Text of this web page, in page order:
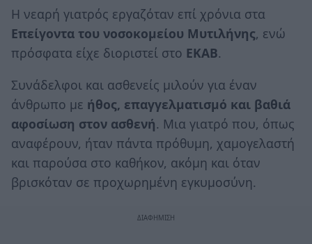
Η νεαρή γιατρός εργαζόταν επί χρόνια στα
Επείγοντα του νοσοκομείου Μυτιλήνης, ενώ
πρόσφατα είχε διοριστεί στο ΕΚΑΒ.
Συνάδελφοι και ασθενείς μιλούν για έναν
άνθρωπο με ήθος, επαγγελματισμό και βαθιά
αφοσίωση στον ασθενή. Μια γιατρό που, όπως
αναφέρουν, ήταν πάντα πρόθυμη, χαμογελαστή
και παρούσα στο καθήκον, ακόμη και όταν
βρισκόταν σε προχωρημένη εγκυμοσύνη.